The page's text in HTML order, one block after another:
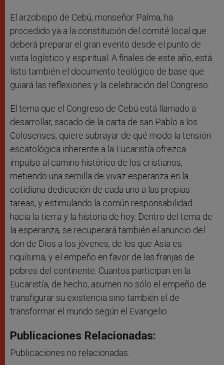
El arzobispo de Cebú, monseñor Palma, ha
procedido ya a la constitución del comité local que
deberá preparar el gran evento desde el punto de
vista logístico y espiritual. A finales de este año, está
listo también el documento teológico de base que
guiará las reflexiones y la celebración del Congreso.
El tema que el Congreso de Cebú está llamado a
desarrollar, sacado de la carta de san Pablo a los
Colosenses, quiere subrayar de qué modo la tensión
escatológica inherente a la Eucaristía ofrezca
impulso al camino histórico de los cristianos,
metiendo una semilla de vivaz esperanza en la
cotidiana dedicación de cada uno a las propias
tareas, y estimulando la común responsabilidad
hacia la tierra y la historia de hoy. Dentro del tema de
la esperanza, se recuperará también el anuncio del
don de Dios a los jóvenes, de los que Asia es
riquísima, y el empeño en favor de las franjas de
pobres del continente. Cuantos participan en la
Eucaristía, de hecho, asumen no sólo el empeño de
transfigurar su existencia sino también el de
transformar el mundo según el Evangelio.
Publicaciones Relacionadas:
Publicaciones no relacionadas.